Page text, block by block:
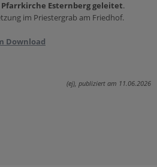
Esternberg geleitet.
im Priestergrab am Friedhof.
Download
(ej), publiziert am 11.06.2026